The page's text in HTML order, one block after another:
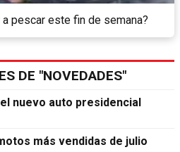
pescar este fin de semana?
DE "NOVEDADES"
nuevo auto presidencial
más vendidas de julio